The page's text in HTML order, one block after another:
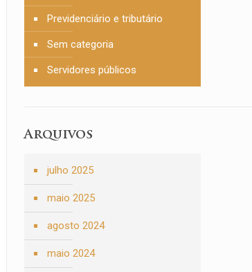
Previdenciário e tributário
Sem categoria
Servidores públicos
Arquivos
julho 2025
maio 2025
agosto 2024
maio 2024